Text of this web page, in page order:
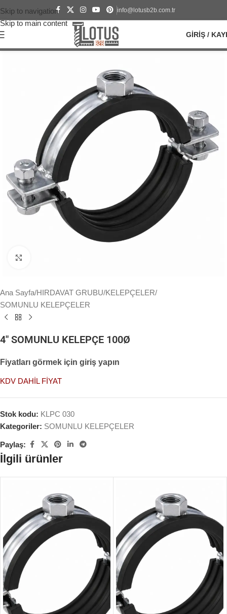
Skip to navigation
Skip to main content
info@lotusb2b.com.tr
GIRIŞ /
Ana Sayfa/HIRDAVAT GRUBU/KELEPÇELER/
SOMUNLU KELEPÇELER
4″ SOMUNLU KELEPÇE 100Ø
Fiyatları görmek için giriş yapın
KDV DAHİL FİYAT
Stok kodu: KLPC 030
Kategoriler: SOMUNLU KELEPÇELER
Paylaş:
İlgili ürünler